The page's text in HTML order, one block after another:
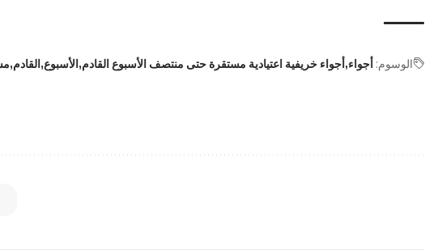
الوسوم: أجواء أجواء خريفية اعتيادية مستقرة حتى منتصف الأسبوع القادم الأسبوع القادم